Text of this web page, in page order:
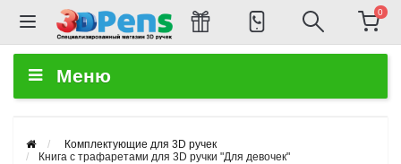
0
Меню
Комплектующие для 3D ручек
Книга с трафаретами для 3D ручки "Для девочек"